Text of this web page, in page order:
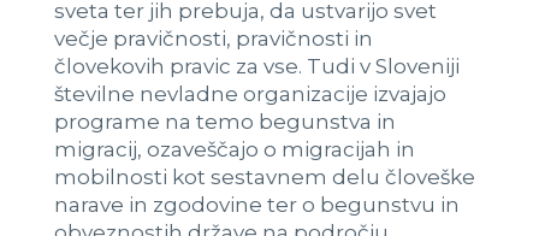
sveta ter jih prebuja, da ustvarijo svet
večje pravičnosti, pravičnosti in
človekovih pravic za vse. Tudi v Sloveniji
številne nevladne organizacije izvajajo
programe na temo begunstva in
migracij, ozaveščajo o migracijah in
mobilnosti kot sestavnem delu človeške
narave in zgodovine ter o begunstvu in